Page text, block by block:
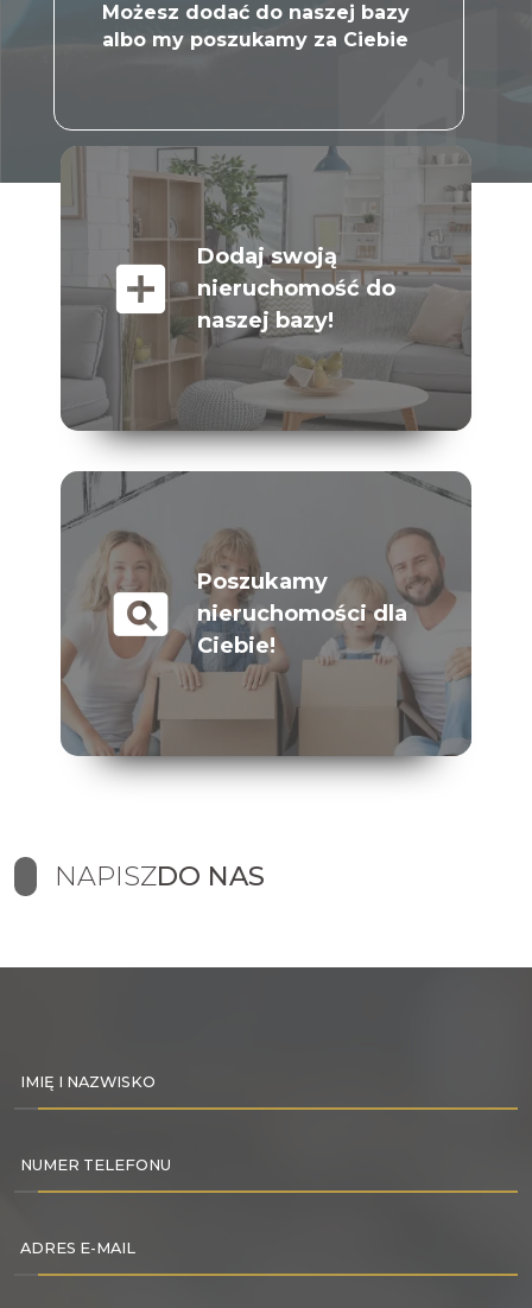
Możesz dodać do naszej bazy
albo my poszukamy za Ciebie
add_box
Dodaj swoją
nieruchomość do
naszej bazy!
pageview
Poszukamy
nieruchomości dla
Ciebie!
NAPISZDO NAS
IMIĘ I NAZWISKO
NUMER TELEFONU
ADRES E-MAIL